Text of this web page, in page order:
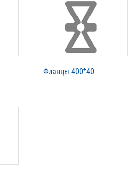
Фланцы 400*40